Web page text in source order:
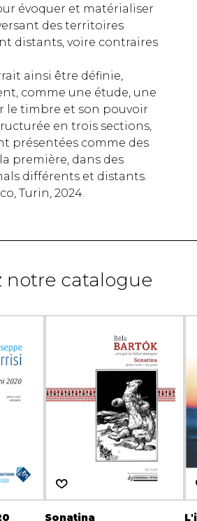
évoquer et matérialiser
des territoires
distants, voire contraires
ainsi être définie,
comme une étude, une
le timbre et son pouvoir
en trois sections,
présentées comme des
première, dans des
différents et distants.
Turin, 2024.
notre catalogue
Sonatina